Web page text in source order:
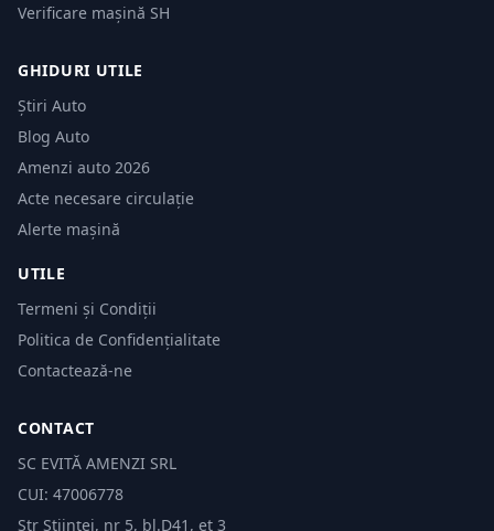
Verificare mașină SH
GHIDURI UTILE
Știri Auto
Blog Auto
Amenzi auto 2026
Acte necesare circulație
Alerte mașină
UTILE
Termeni și Condiții
Politica de Confidențialitate
Contactează-ne
CONTACT
SC EVITĂ AMENZI SRL
CUI: 47006778
Str Științei, nr 5, bl.D41, et 3